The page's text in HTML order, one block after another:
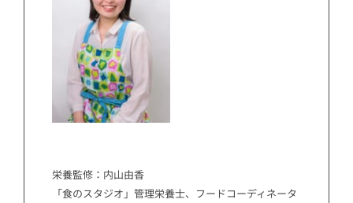
栄養監修：内山由香
「食のスタジオ」管理栄養士、フードコーディネータ